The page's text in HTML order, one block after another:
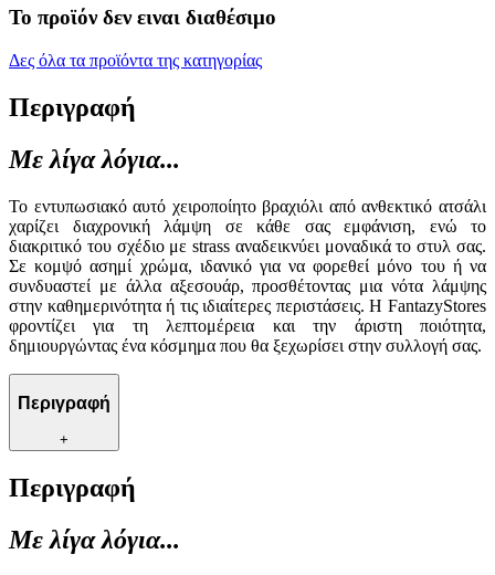
Το προϊόν δεν ειναι διαθέσιμο
Δες όλα τα προϊόντα της κατηγορίας
Περιγραφή
Με λίγα λόγια...
Το εντυπωσιακό αυτό χειροποίητο βραχιόλι από ανθεκτικό ατσάλι
χαρίζει διαχρονική λάμψη σε κάθε σας εμφάνιση, ενώ το
διακριτικό του σχέδιο με strass αναδεικνύει μοναδικά το στυλ σας.
Σε κομψό ασημί χρώμα, ιδανικό για να φορεθεί μόνο του ή να
συνδυαστεί με άλλα αξεσουάρ, προσθέτοντας μια νότα λάμψης
στην καθημερινότητα ή τις ιδιαίτερες περιστάσεις. Η FantazyStores
φροντίζει για τη λεπτομέρεια και την άριστη ποιότητα,
δημιουργώντας ένα κόσμημα που θα ξεχωρίσει στην συλλογή σας.
Περιγραφή
+
Περιγραφή
Με λίγα λόγια...